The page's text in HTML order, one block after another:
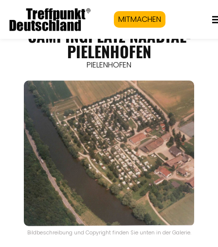
MITMACHEN
CAMPINGPLATZ NAABTAL-
PIELENHOFEN
PIELENHOFEN
Bildbeschreibung und Copyright finden Sie unten in der Galerie.